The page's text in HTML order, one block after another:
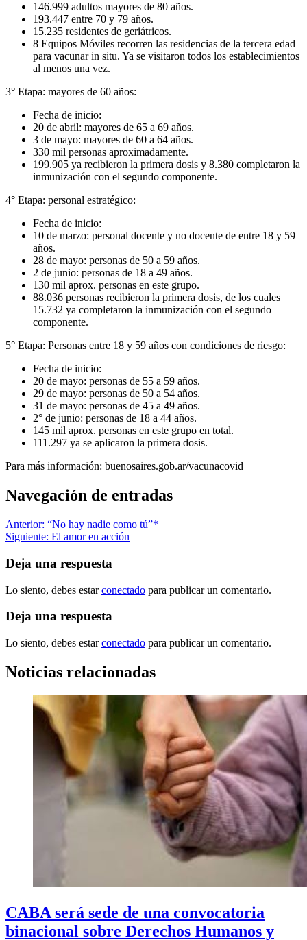
146.999 adultos mayores de 80 años.
193.447 entre 70 y 79 años.
15.235 residentes de geriátricos.
8 Equipos Móviles recorren las residencias de la tercera edad
para vacunar in situ. Ya se visitaron todos los establecimientos
al menos una vez.
3° Etapa: mayores de 60 años:
Fecha de inicio:
20 de abril: mayores de 65 a 69 años.
3 de mayo: mayores de 60 a 64 años.
330 mil personas aproximadamente.
199.905 ya recibieron la primera dosis y 8.380 completaron la
inmunización con el segundo componente.
4° Etapa: personal estratégico:
Fecha de inicio:
10 de marzo: personal docente y no docente de entre 18 y 59
años.
28 de mayo: personas de 50 a 59 años.
2 de junio: personas de 18 a 49 años.
130 mil aprox. personas en este grupo.
88.036 personas recibieron la primera dosis, de los cuales
15.732 ya completaron la inmunización con el segundo
componente.
5° Etapa: Personas entre 18 y 59 años con condiciones de riesgo:
Fecha de inicio:
20 de mayo: personas de 55 a 59 años.
29 de mayo: personas de 50 a 54 años.
31 de mayo: personas de 45 a 49 años.
2° de junio: personas de 18 a 44 años.
145 mil aprox. personas en este grupo en total.
111.297 ya se aplicaron la primera dosis.
Para más información: buenosaires.gob.ar/vacunacovid
Navegación de entradas
Anterior: “No hay nadie como tú”*
Siguiente: El amor en acción
Deja una respuesta
Lo siento, debes estarconectado para publicar un comentario.
Deja una respuesta
Lo siento, debes estarconectado para publicar un comentario.
Noticias relacionadas
CABA será sede de una convocatoria
binacional sobre Derechos Humanos y